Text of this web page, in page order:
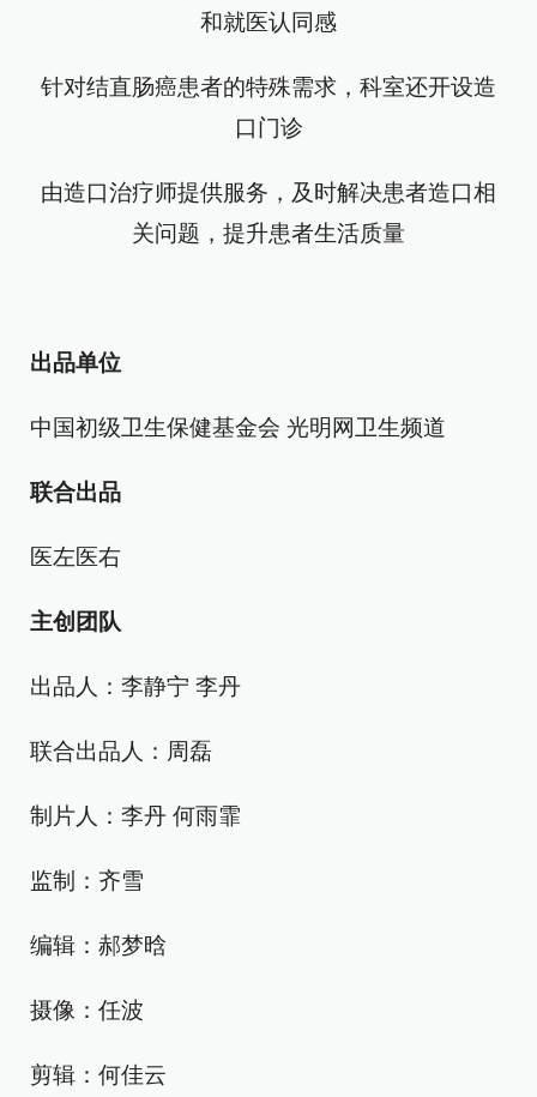
和就医认同感
针对结直肠癌患者的特殊需求，科室还开设造
口门诊
由造口治疗师提供服务，及时解决患者造口相
关问题，提升患者生活质量
出品单位
中国初级卫生保健基金会 光明网卫生频道
联合出品
医左医右
主创团队
出品人：李静宁 李丹
联合出品人：周磊
制片人：李丹 何雨霏
监制：齐雪
编辑：郝梦晗
摄像：任波
剪辑：何佳云